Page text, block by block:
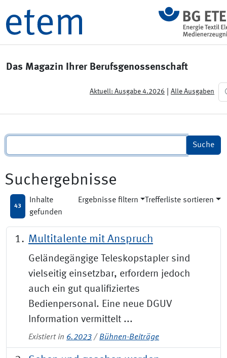
Das Magazin Ihrer Berufsgenossenschaft
Aktuell: Ausgabe 4.2026 Alle Ausgaben
Suchergebnisse
43
Inhalte
gefunden
Ergebnisse filtern Trefferliste sortieren
Multitalente mit Anspruch
Geländegängige Teleskopstapler sind
vielseitig einsetzbar, erfordern jedoch
auch ein gut qualifiziertes
Bedienpersonal. Eine neue DGUV
Information vermittelt ...
Existiert in 6.2023 / Bühnen-Beiträge